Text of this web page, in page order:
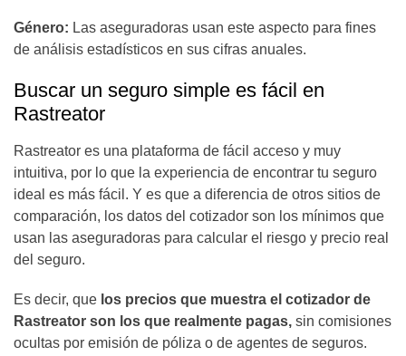
Género: Las aseguradoras usan este aspecto para fines
de análisis estadísticos en sus cifras anuales.
Buscar un seguro simple es fácil en
Rastreator
Rastreator es una plataforma de fácil acceso y muy
intuitiva, por lo que la experiencia de encontrar tu seguro
ideal es más fácil. Y es que a diferencia de otros sitios de
comparación, los datos del cotizador son los mínimos que
usan las aseguradoras para calcular el riesgo y precio real
del seguro.
Es decir, que los precios que muestra el cotizador de
Rastreator son los que realmente pagas, sin comisiones
ocultas por emisión de póliza o de agentes de seguros.